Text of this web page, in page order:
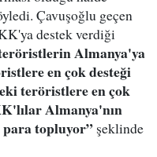
Çavuşoğlu geçen
destek verdiği
Almanya'ya
en çok desteği
teröristlere en çok
Almanya'nın
topluyor” şeklinde